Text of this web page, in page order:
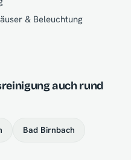
& Beleuchtung
auch rund
Bad Birnbach